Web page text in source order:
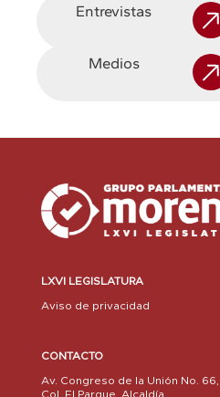
Entrevistas
Medios
LXVI LEGISLATURA
Aviso de privacidad
CONTACTO
Av. Congreso de la Unión No. 66,
Col. El Parque, Alcaldía